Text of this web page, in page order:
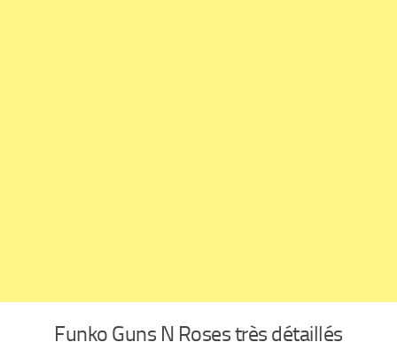
Funko Guns N Roses très détaillés